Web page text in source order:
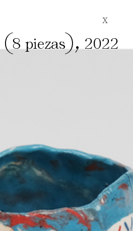
X
(8 piezas), 2022